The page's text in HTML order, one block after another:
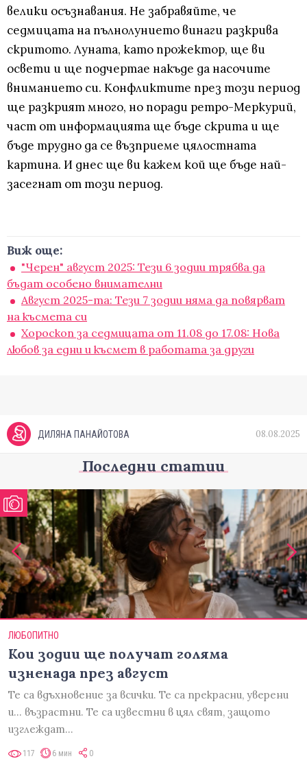
велики осъзнавания. Не забравяйте, че
седмицата на пълнолунието винаги разкрива
скритото. Луната, като прожектор, ще ви
освети и ще подчертае накъде да насочите
вниманието си. Конфликтите през този период
ще разкрият много, но поради ретро-Меркурий,
част от информацията ще бъде скрита и ще
бъде трудно да се възприеме цялостната
картина. И днес ще ви кажем кой ще бъде най-
засегнат от този период.
Виж още:
"Черен" август 2025: Тези 6 зодии трябва да
бъдат особено внимателни
Август 2025-та: Тези 7 зодии няма да повярват
на късмета си
Хороскоп за седмицата от 11.08 до 17.08: Нова
любов за едни и късмет в работата за други
ДИЛЯНА ПАНАЙОТОВА 08.08.2025
Последни статии
ЛЮБОПИТНО
Кои зодии ще получат голяма
изненада през август
Те са вдъхновение за всички. Те са прекрасни, уверени
и... възрастни. Те са известни в цял свят, защото
изглеждат…
117 6 мин 0